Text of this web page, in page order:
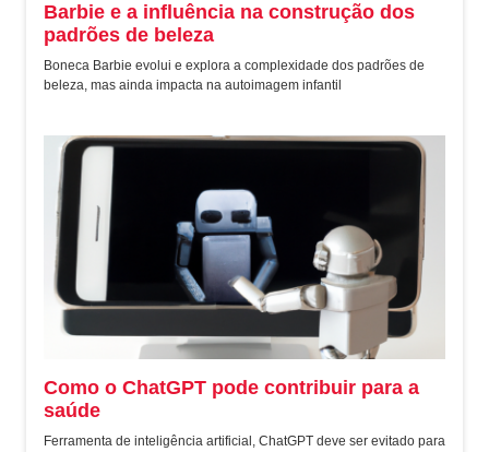
Barbie e a influência na construção dos
padrões de beleza
Boneca Barbie evolui e explora a complexidade dos padrões de
beleza, mas ainda impacta na autoimagem infantil
Como o ChatGPT pode contribuir para a
saúde
Ferramenta de inteligência artificial, ChatGPT deve ser evitado para